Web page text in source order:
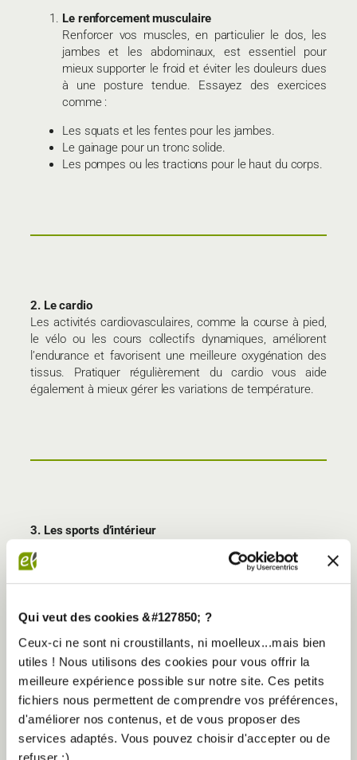
Qui veut des cookies &#127850; ?
Ceux-ci ne sont ni croustillants, ni moelleux...mais bien
utiles ! Nous utilisons des cookies pour vous offrir la
meilleure expérience possible sur notre site. Ces petits
fichiers nous permettent de comprendre vos préférences,
d'améliorer nos contenus, et de vous proposer des
services adaptés. Vous pouvez choisir d'accepter ou de
refuser :)
Le renforcement musculaire
Renforcer vos muscles, en particulier le dos, les
jambes et les abdominaux, est essentiel pour
mieux supporter le froid et éviter les douleurs dues
à une posture tendue. Essayez des exercices
comme :
Les squats et les fentes pour les jambes.
Le gainage pour un tronc solide.
Les pompes ou les tractions pour le haut du corps.
2. Le cardio
Les activités cardiovasculaires, comme la course à pied,
le vélo ou les cours collectifs dynamiques, améliorent
l’endurance et favorisent une meilleure oxygénation des
tissus. Pratiquer régulièrement du cardio vous aide
également à mieux gérer les variations de température.
3. Les sports d’intérieur
sont parfaits pour maintenir votre forme. Pensez à :
et réduire le stress.
Les cours de fitness ou de Zumba pour allier fun et
dépense énergétique.